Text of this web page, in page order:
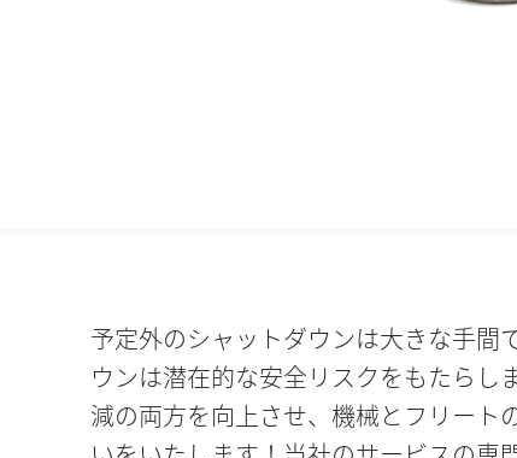
予定外のシャットダウンは大きな手間
ウンは潜在的な安全リスクをもたらし
減の両方を向上させ、機械とフリート